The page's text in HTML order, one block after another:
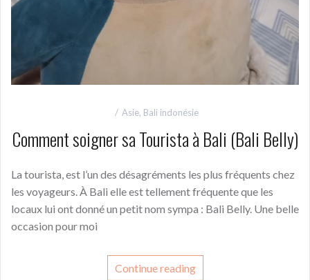
Asie, Bali indonésie
Comment soigner sa Tourista à Bali (Bali Belly)
La tourista, est l’un des désagréments les plus fréquents chez
les voyageurs. À Bali elle est tellement fréquente que les
locaux lui ont donné un petit nom sympa : Bali Belly. Une belle
occasion pour moi
Continue reading